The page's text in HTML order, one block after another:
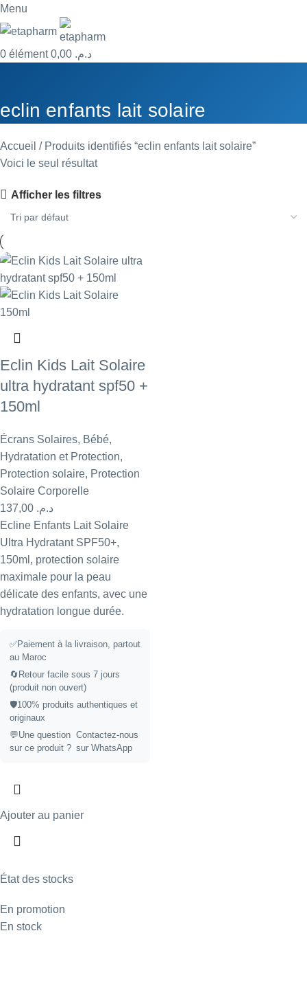
Menu
0 élément د.م.
eclin enfants lait solaire
État des stocks
En promotion
En stock
Accueil
Produits identifiés “eclin enfants lait solaire”
Voici le seul résultat
Afficher les filtres
Eclin Kids Lait Solaire
ultra hydratant spf50 +
150ml
Écrans Solaires, Bébé,
Hydratation et Protection,
Protection solaire, Protection
Solaire Corporelle
د.م.
Ecline Enfants Lait Solaire
Ultra Hydratant SPF50+,
150ml, protection solaire
maximale pour la peau
délicate des enfants, avec une
hydratation longue durée.
✅Paiement à la livraison, partout
au Maroc
🔄Retour facile sous 7 jours
(produit non ouvert)
🛡️100% produits authentiques et
originaux
💬Une question
sur ce produit ?
Contactez-nous
sur WhatsApp
Ajouter au panier